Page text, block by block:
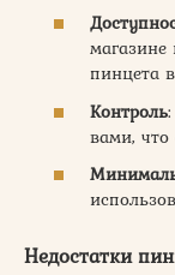
магазине
пинцета
Контроль
вами,
Недостатки